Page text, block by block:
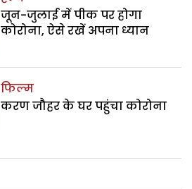
जून-जुलाई में पीक पर होगा
कोरोना, ऐसे रखें अपना ध्यान
फिल्म
करण जौहर के घर पहुंचा कोरोना